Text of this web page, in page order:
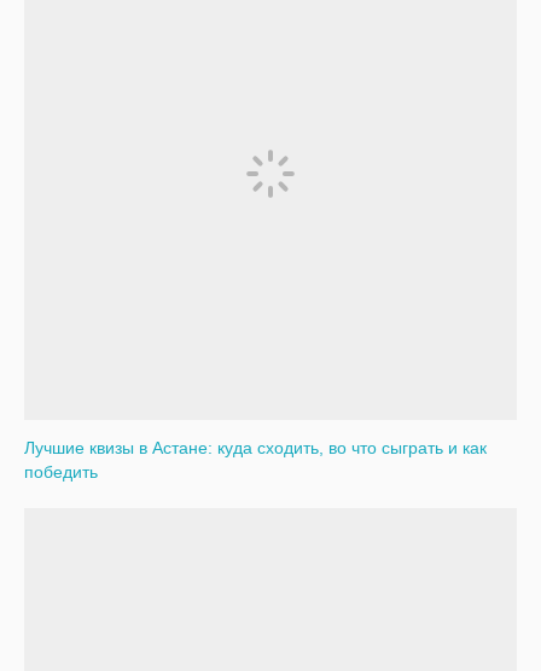
Лучшие квизы в Астане: куда сходить, во что сыграть и как
победить